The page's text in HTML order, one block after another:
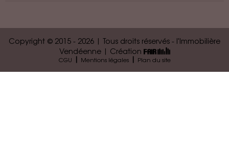
Copyright © 2015 - 2026 | Tous droits réservés - l'Immobilière
Vendéenne | Création
CGU | Mentions légales | Plan du site